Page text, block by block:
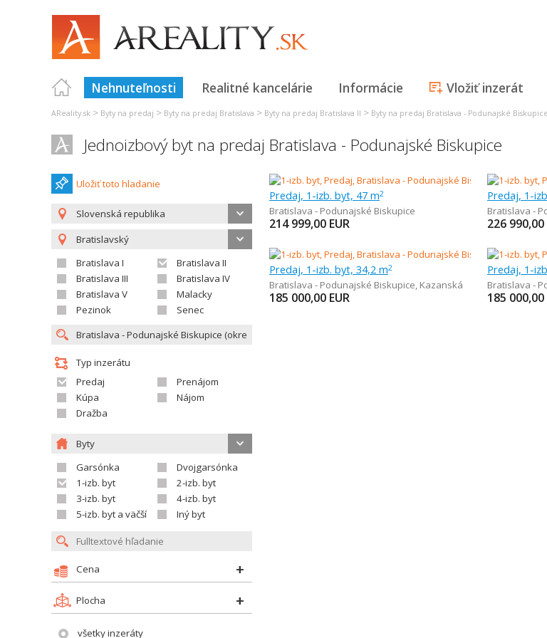
Nehnuteľnosti Realitné kancelárie Informácie Vložiť inzerát
AReality.sk > Byty na predaj > Byty na predaj Bratislava > Byty na predaj Bratislava II > Byty na predaj Bratislava - Podunajské Biskupice
Jednoizbový byt na predaj Bratislava - Podunajské Biskupice
Uložiť toto hladanie
Slovenská republika
Bratislavský
Bratislava I
Bratislava II
Bratislava III
Bratislava IV
Bratislava V
Malacky
Pezinok
Senec
Typ inzerátu
Predaj
Prenájom
Kúpa
Nájom
Dražba
Byty
Garsónka
Dvojgarsónka
1-izb. byt
2-izb. byt
3-izb. byt
4-izb. byt
5-izb. byt a väčší
Iný byt
Cena
Plocha
všetky inzeráty
Predaj, 1-izb. byt, 47 m2
Bratislava - Podunajské Biskupice
214 999,00 EUR
Predaj, 1-
Bratislava -
226 990,00
Predaj, 1-izb. byt, 34,2 m2
Bratislava - Podunajské Biskupice, Kazanská
185 000,00 EUR
Predaj, 1-
Bratislava -
185 000,00